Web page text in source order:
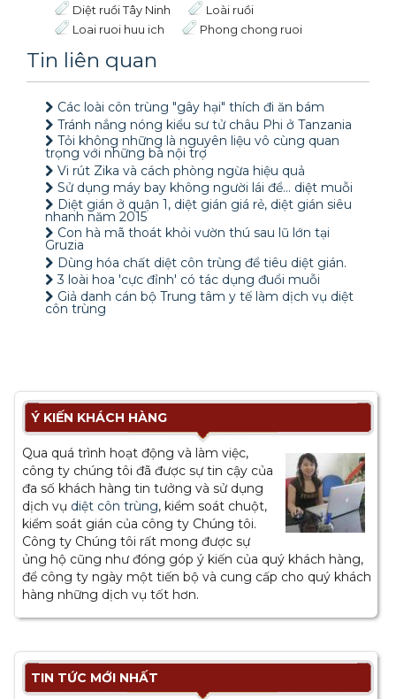
Diệt ruồi Tây Ninh
Loài ruồi
Loai ruoi huu ich
Phong chong ruoi
Tin liên quan
Các loài côn trùng "gây hại" thích đi ăn bám
Tránh nắng nóng kiểu sư tử châu Phi ở Tanzania
Tỏi không những là nguyên liệu vô cùng quan
trọng với những bà nội trợ
Vi rút Zika và cách phòng ngừa hiệu quả
Sử dụng máy bay không người lái để… diệt muỗi
Diệt gián ở quận 1, diệt gián giá rẻ, diệt gián siêu
nhanh năm 2015
Con hà mã thoát khỏi vườn thú sau lũ lớn tại
Gruzia
Dùng hóa chất diệt côn trùng để tiêu diệt gián.
3 loài hoa 'cực đỉnh' có tác dụng đuổi muỗi
Giả danh cán bộ Trung tâm y tế làm dịch vụ diệt
côn trùng
Ý KIẾN KHÁCH HÀNG
Qua quá trình hoạt động và làm việc,
công ty chúng tôi đã được sự tin cậy của
đa số khách hàng tin tưởng và sử dụng
dịch vụ diệt côn trùng, kiểm soát chuột,
kiểm soát gián của công ty Chúng tôi.
Công ty Chúng tôi rất mong được sự
ủng hộ cũng như đóng góp ý kiến của quý khách hàng,
để công ty ngày một tiến bộ và cung cấp cho quý khách
hàng những dịch vụ tốt hơn.
TIN TỨC MỚI NHẤT